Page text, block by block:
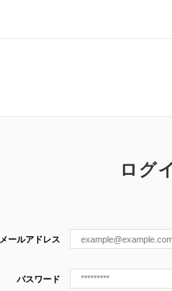
ログ
メールアドレス
パスワード